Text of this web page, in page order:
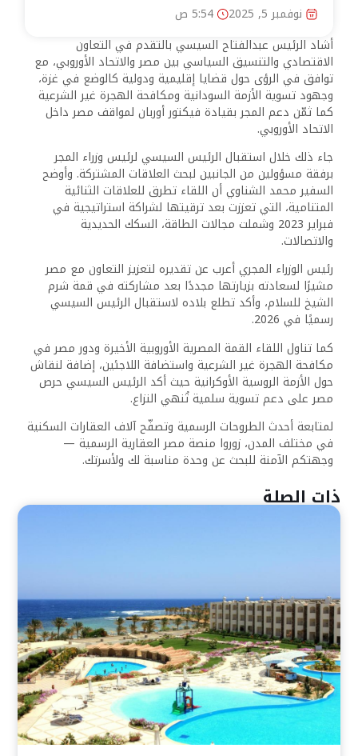
نوفمبر 5, 2025
5:54 ص
أشاد الرئيس عبدالفتاح السيسي بالتقدم في التعاون
الاقتصادي والتنسيق السياسي بين مصر والاتحاد الأوروبي، مع
توافق في الرؤى حول قضايا إقليمية ودولية كالوضع في غزة،
وجهود تسوية الأزمة السودانية ومكافحة الهجرة غير الشرعية
كما ثمّن دعم المجر بقيادة فيكتور أوربان لمواقف مصر داخل
الاتحاد الأوروبي.
جاء ذلك خلال استقبال الرئيس السيسي لرئيس وزراء المجر
برفقة مسؤولين من الجانبين لبحث العلاقات المشتركة. وأوضح
السفير محمد الشناوي أن اللقاء تطرق للعلاقات الثنائية
المتنامية، التي تعززت بعد ترقيتها لشراكة استراتيجية في
فبراير 2023 وشملت مجالات الطاقة، السكك الحديدية
والاتصالات.
رئيس الوزراء المجري أعرب عن تقديره لتعزيز التعاون مع مصر
مشيرًا لسعادته بزيارتها مجددًا بعد مشاركته في قمة شرم
الشيخ للسلام، وأكد تطلع بلاده لاستقبال الرئيس السيسي
رسميًا في 2026.
كما تناول اللقاء القمة المصرية الأوروبية الأخيرة ودور مصر في
مكافحة الهجرة غير الشرعية واستضافة اللاجئين، إضافة لنقاش
حول الأزمة الروسية الأوكرانية حيث أكد الرئيس السيسي حرص
مصر على دعم تسوية سلمية تُنهي النزاع.
لمتابعة أحدث الطروحات الرسمية وتصفّح آلاف العقارات السكنية
في مختلف المدن، زوروا منصة مصر العقارية الرسمية —
وجهتكم الآمنة للبحث عن وحدة مناسبة لك ولأسرتك.
ذات الصلة